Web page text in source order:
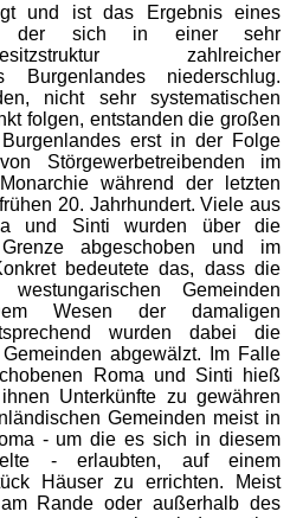
und ist das Ergebnis eines
der sich in einer sehr
zahlreicher
Burgenlandes niederschlug.
nicht sehr systematischen
folgen, entstanden die großen
erst in der Folge
Störgewerbetreibenden im
während der letzten
20. Jahrhundert. Viele aus
und Sinti wurden über die
Grenze abgeschoben und im
bedeutete das, dass die
Gemeinden
Wesen der damaligen
wurden dabei die
abgewälzt. Im Falle
Roma und Sinti hieß
Unterkünfte zu gewähren
Gemeinden meist in
- um die es sich in diesem
- erlaubten, auf einem
Häuser zu errichten. Meist
Rande oder außerhalb des